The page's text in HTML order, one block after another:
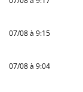
07/08 à 9:15
07/08 à 9:04